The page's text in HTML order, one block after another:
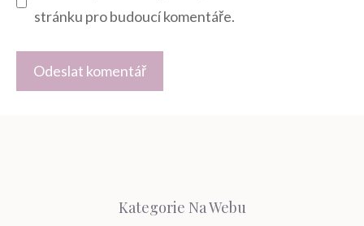
stránku pro budoucí komentáře.
Kategorie Na Webu